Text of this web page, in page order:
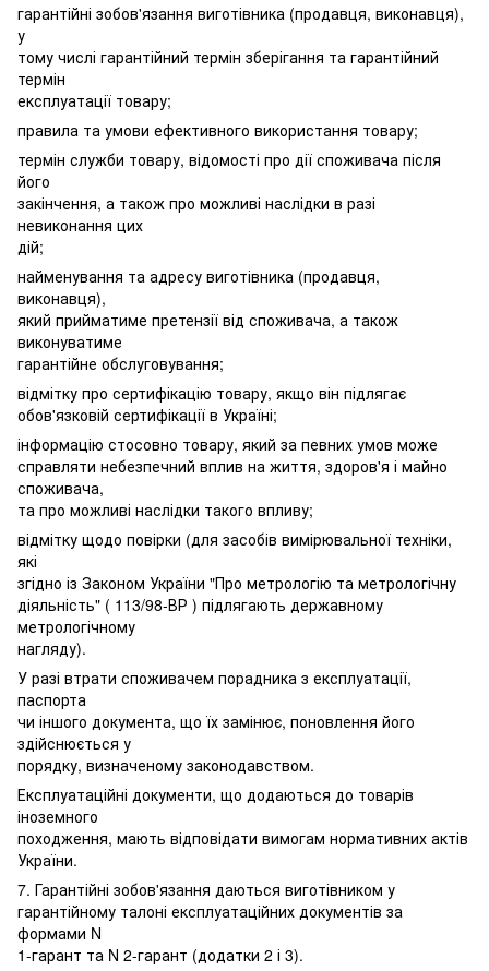
гарантійні зобов'язання виготівника (продавця, виконавця),
у
тому числі гарантійний термін зберігання та гарантійний
термін
експлуатації товару;
правила та умови ефективного використання товару;
термін служби товару, відомості про дії споживача після
його
закінчення, а також про можливі наслідки в разі
невиконання цих
дій;
найменування та адресу виготівника (продавця,
виконавця),
який прийматиме претензії від споживача, а також
виконуватиме
гарантійне обслуговування;
відмітку про сертифікацію товару, якщо він підлягає
обов'язковій сертифікації в Україні;
інформацію стосовно товару, який за певних умов може
справляти небезпечний вплив на життя, здоров'я і майно
споживача,
та про можливі наслідки такого впливу;
відмітку щодо повірки (для засобів вимірювальної техніки,
які
згідно із Законом України "Про метрологію та метрологічну
діяльність" ( 113/98-ВР ) підлягають державному
метрологічному
нагляду).
У разі втрати споживачем порадника з експлуатації,
паспорта
чи іншого документа, що їх замінює, поновлення його
здійснюється у
порядку, визначеному законодавством.
Експлуатаційні документи, що додаються до товарів
іноземного
походження, мають відповідати вимогам нормативних актів
України.
7. Гарантійні зобов'язання даються виготівником у
гарантійному талоні експлуатаційних документів за
формами N
1-гарант та N 2-гарант (додатки 2 і 3).